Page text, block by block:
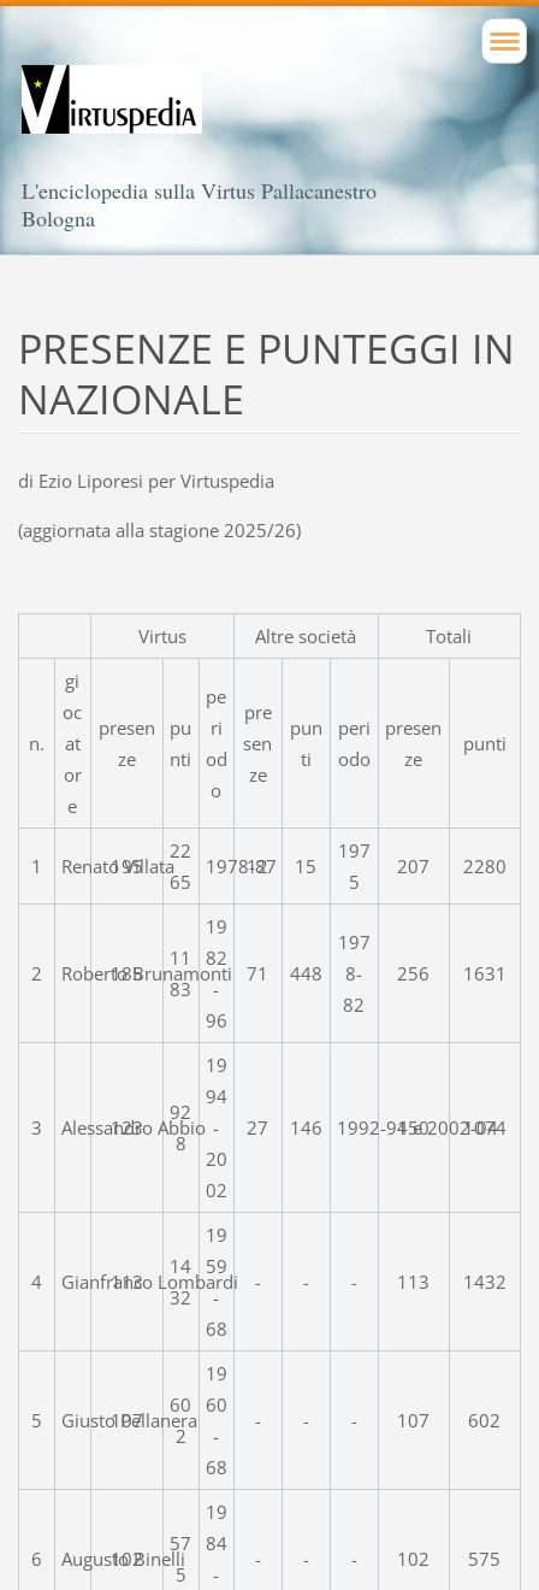
L'enciclopedia sulla Virtus Pallacanestro
Bologna
PRESENZE E PUNTEGGI IN
NAZIONALE
di Ezio Liporesi per Virtuspedia
(aggiornata alla stagione 2025/26)
Virtus Altre società Totali
n.
gi
oc
at
or
e
presen
ze
pu
nti
pe
ri
od
o
pre
sen
ze
pun
ti
peri
odo
presen
ze
punti
1 Renato Villata
195
22
65
1978-87
12 15
197
5
207 2280
2 Roberto Brunamonti
185
11
83
19
82
-
96
71 448
197
8-
82
256 1631
3 Alessandro Abbio
123
92
8
19
94
-
20
02
27 146 1992-94 e 2002-04
150 1074
4 Gianfranco Lombardi
113
14
32
19
59
-
68
- - - 113 1432
5 Giusto Pellanera
107
60
2
19
60
-
68
- - - 107 602
6 Augusto Binelli
102
57
5
19
84
-
- - - 102 575